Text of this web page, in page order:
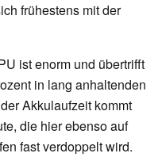
frühestens mit der
ist enorm und übertrifft
in lang anhaltenden
Akkulaufzeit kommt
die hier ebenso auf
fast verdoppelt wird.